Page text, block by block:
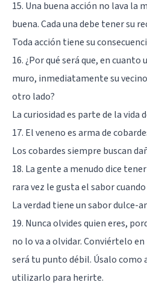
15. Una buena acción no lava la
buena. Cada una debe tener su
Toda acción tiene su
16. ¿Por qué será que, en
muro, inmediatamente su
otro lado?
La curiosidad es parte de la vida
17. El veneno es arma de
Los cobardes siempre buscan
18. La gente a menudo dice
rara vez le gusta el sabor cuando
La verdad tiene un sabor dulce-
19. Nunca olvides quien eres,
no lo va a olvidar. Conviértelo
será tu punto débil. Úsalo como
utilizarlo para herirte.